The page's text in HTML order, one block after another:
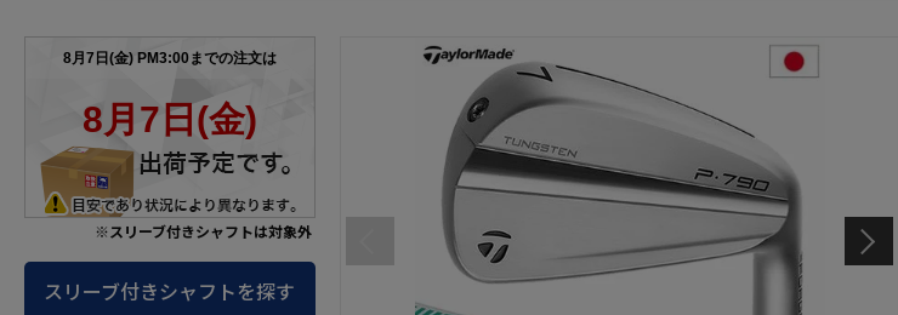
※スリーブ付きシャフトは対象外
スリーブ付きシャフトを探す